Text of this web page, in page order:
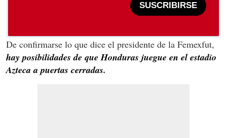
SUSCRIBIRSE
De confirmarse lo que dice el presidente de la Femexfut,
hay posibilidades de que Honduras juegue en el estadio
Azteca a puertas cerradas.